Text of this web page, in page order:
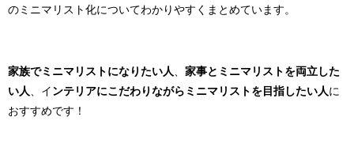
のミニマリスト化についてわかりやすくまとめています。
家族でミニマリストになりたい人
家事とミニマリストを両立した
い人
、イ ンテリアにこだわりながらミニマリストを目指したい人 に
おすすめです！